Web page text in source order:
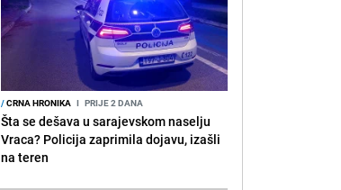
/CRNA HRONIKA I PRIJE 2 DANA
Šta se dešava u sarajevskom naselju
Vraca? Policija zaprimila dojavu, izašli
na teren